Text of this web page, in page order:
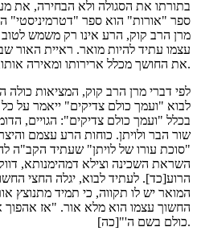
בתורתו את הסגולה ולא הבחירה, את
ספר "אורות" הוא ספר "דטרמיניסטי"
מרן הרב קוק, הרע אינו רק משמש
עצמו עתיד להיות מואר. ראיית האור
את החושך מכלל ארירותו ומאירה אותו, וההמתקה נעשית בדרך ממילא.
לפי דברי מרן הרב קוק, המציאות
לבוא "ועמך כולם צדיקים" ייאמר על כל
בכלל "ועמך כולם צדיקים": הגויים,
שור הבר ולויתן. כוחות הרע עצמם
"סוכת עורו של לויתן" שעתיד הקב"ה
השראת השכינה וצילא דמהימנותא,
הרוע[כד]. לעתיד לבוא, יגלה החצי
המואר יש לו תקווה, כי תמיד מתנוצץ
החשוך עצמו הוא מלא אור. "אז
כולם בשם ה'"[כה].